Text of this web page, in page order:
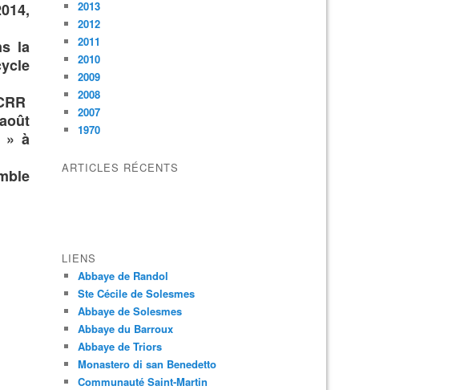
la
» à
2013
2012
2011
2010
2009
2008
2007
1970
ARTICLES RÉCENTS
LIENS
Abbaye de Randol
Ste Cécile de Solesmes
Abbaye de Solesmes
Abbaye du Barroux
Abbaye de Triors
Monastero di san Benedetto
Communauté Saint-Martin